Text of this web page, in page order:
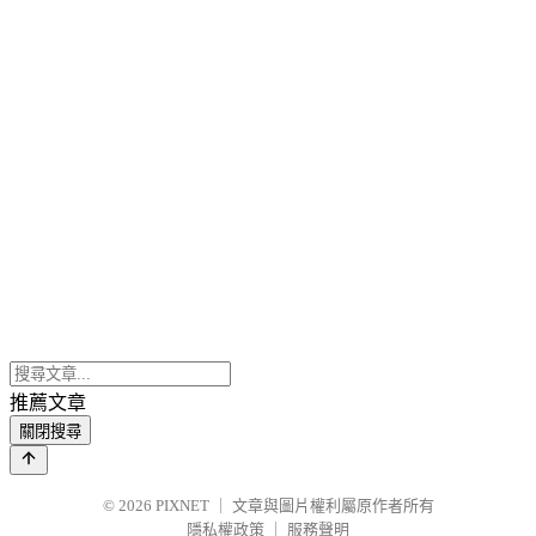
推薦文章
關閉搜尋
© 2026 PIXNET
文章與圖片權利屬原作者所有
隱私權政策
服務聲明